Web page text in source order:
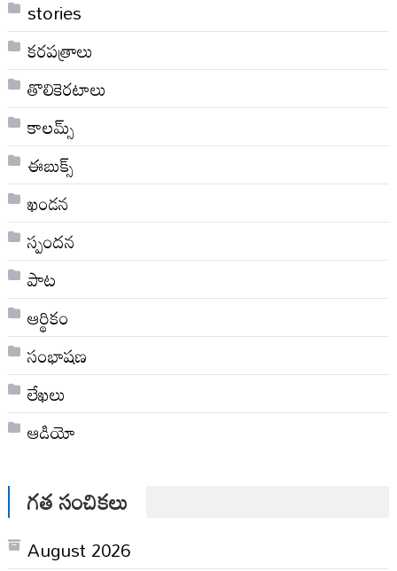
stories
కరపత్రాలు
తొలికెరటాలు
కాలమ్స్
ఈబుక్స్
ఖండన
స్పందన
పాట
ఆర్థికం
సంభాషణ
లేఖలు
ఆడియో
గత సంచికలు
August 2026